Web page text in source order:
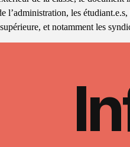
l’administration, les
et notamment les